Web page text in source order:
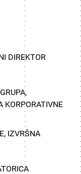
DIREKTOR
KORPORATIVNE
IZVRŠNA